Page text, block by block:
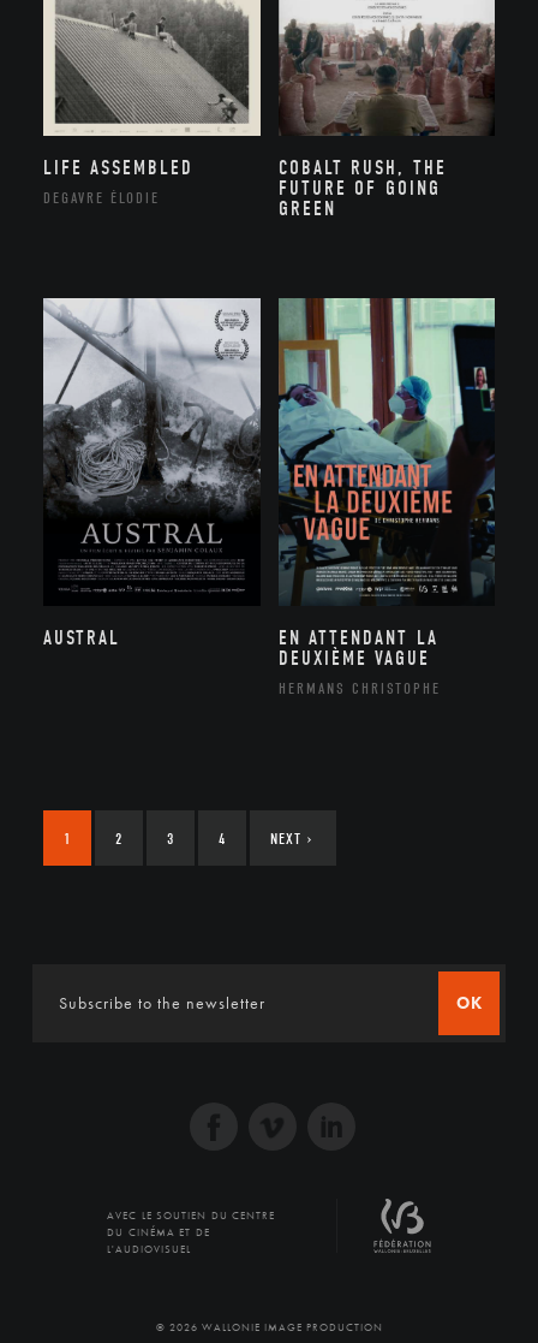
LIFE ASSEMBLED
DEGAVRE ÉLODIE
COBALT RUSH, THE
FUTURE OF GOING
GREEN
AUSTRAL
EN ATTENDANT LA
DEUXIÈME VAGUE
HERMANS CHRISTOPHE
1 2 3 4 NEXT ›
OK
AVEC LE SOUTIEN DU CENTRE
DU CINÉMA ET DE
L'AUDIOVISUEL
© 2026 WALLONIE IMAGE PRODUCTION